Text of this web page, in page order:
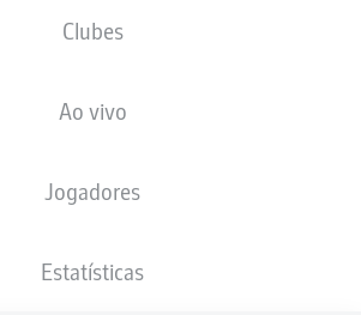
Clubes
Ao vivo
Jogadores
Estatísticas
inicial será divulgada 60
antes do início da partida